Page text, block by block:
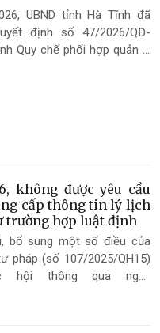
về lĩnh vực đất đai.
nại của người tiêu
bàn tỉnh Hà Tĩnh
UBND tỉnh Hà Tĩnh đã
định số 47/2026/QĐ-
Quy chế phối hợp quản lý
QĐ-UBND (có hiệu lực
UBND tỉnh) nhằm bảo
với quy định pháp luật
hợp với cơ cấu tổ chức bộ
quyền địa phương 02 cấp;
chế phối hợp giữa các cơ
công tác bảo vệ quyền
và tiếp nhận, giải quyết
không được yêu cầu
cấp thông tin lý lịch
trường hợp luật định
bổ sung một số điều của
pháp (số 107/2025/QH15)
hội thông qua ngày
Kỳ họp thứ 10 và có hiệu